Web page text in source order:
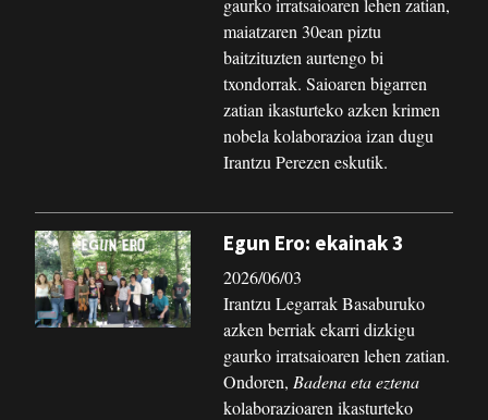
gaurko irratsaioaren lehen zatian,
maiatzaren 30ean piztu
baitzituzten aurtengo bi
txondorrak. Saioaren bigarren
zatian ikasturteko azken krimen
nobela kolaborazioa izan dugu
Irantzu Perezen eskutik.
Egun Ero: ekainak 3
2026/06/03
Irantzu Legarrak Basaburuko
azken berriak ekarri dizkigu
gaurko irratsaioaren lehen zatian.
Ondoren, Badena eta eztena
kolaborazioaren ikasturteko